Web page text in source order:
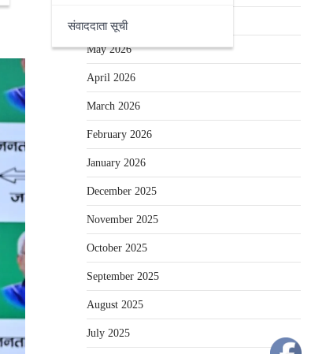
संवाददाता सूची
June 2026
May 2026
April 2026
March 2026
February 2026
January 2026
December 2025
November 2025
October 2025
September 2025
August 2025
July 2025